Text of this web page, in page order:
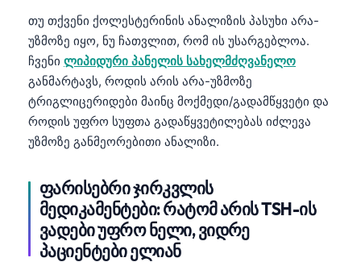
თუ თქვენი ქოლესტერინის ანალიზის პასუხი არა-
უზმოზე იყო, ნუ ჩათვლით, რომ ის უსარგებლოა.
ჩვენი ლიპიდური პანელის სახელმძღვანელო
განმარტავს, როდის არის არა-უზმოზე
ტრიგლიცერიდები მაინც მოქმედი/გადამწყვეტი და
როდის უფრო სუფთა გადაწყვეტილებას იძლევა
უზმოზე განმეორებითი ანალიზი.
ფარისებრი ჯირკვლის
მედიკამენტები: რატომ არის TSH-ის
ვადები უფრო ნელი, ვიდრე
პაციენტები ელიან
ગુજરાતી
ಕನ್ನಡ
മലയാളം
Tiếng Việt
Tagalog
ไทย
ဗမာစာ